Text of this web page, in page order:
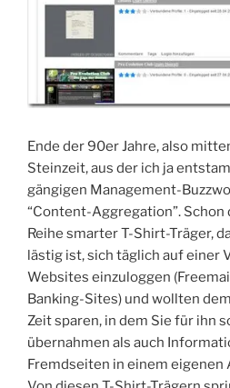
Ende der 90er Jahre, also
Steinzeit, aus der ich ja
gängigen Management-
“Content-Aggregation”. Schon
Reihe smarter T-Shirt-Träger,
lästig ist, sich täglich auf einer
Websites einzuloggen
Banking-Sites) und wollten
Zeit sparen, in dem Sie für ihn
übernahmen als auch
Fremdseiten in einem